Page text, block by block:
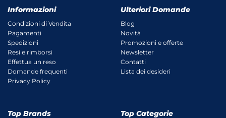
Informazioni
Condizioni di Vendita
Pagamenti
Spedizioni
Resi e rimborsi
Effettua un reso
Domande frequenti
Privacy Policy
Ulteriori Domande
Blog
Novità
Promozioni e offerte
Newsletter
Contatti
Lista dei desideri
Top Brands Top Categorie